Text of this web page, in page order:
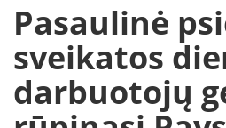
Pasaulinė
sveikatos
darbuotojų